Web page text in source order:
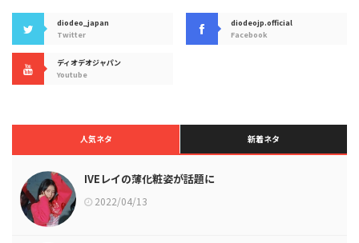
diodeo_japan
Twitter
diodeojp.official
Facebook
ディオデオジャパン
Youtube
人気ネタ 新着ネタ
IVEレイの薄化粧姿が話題に
2022/04/13